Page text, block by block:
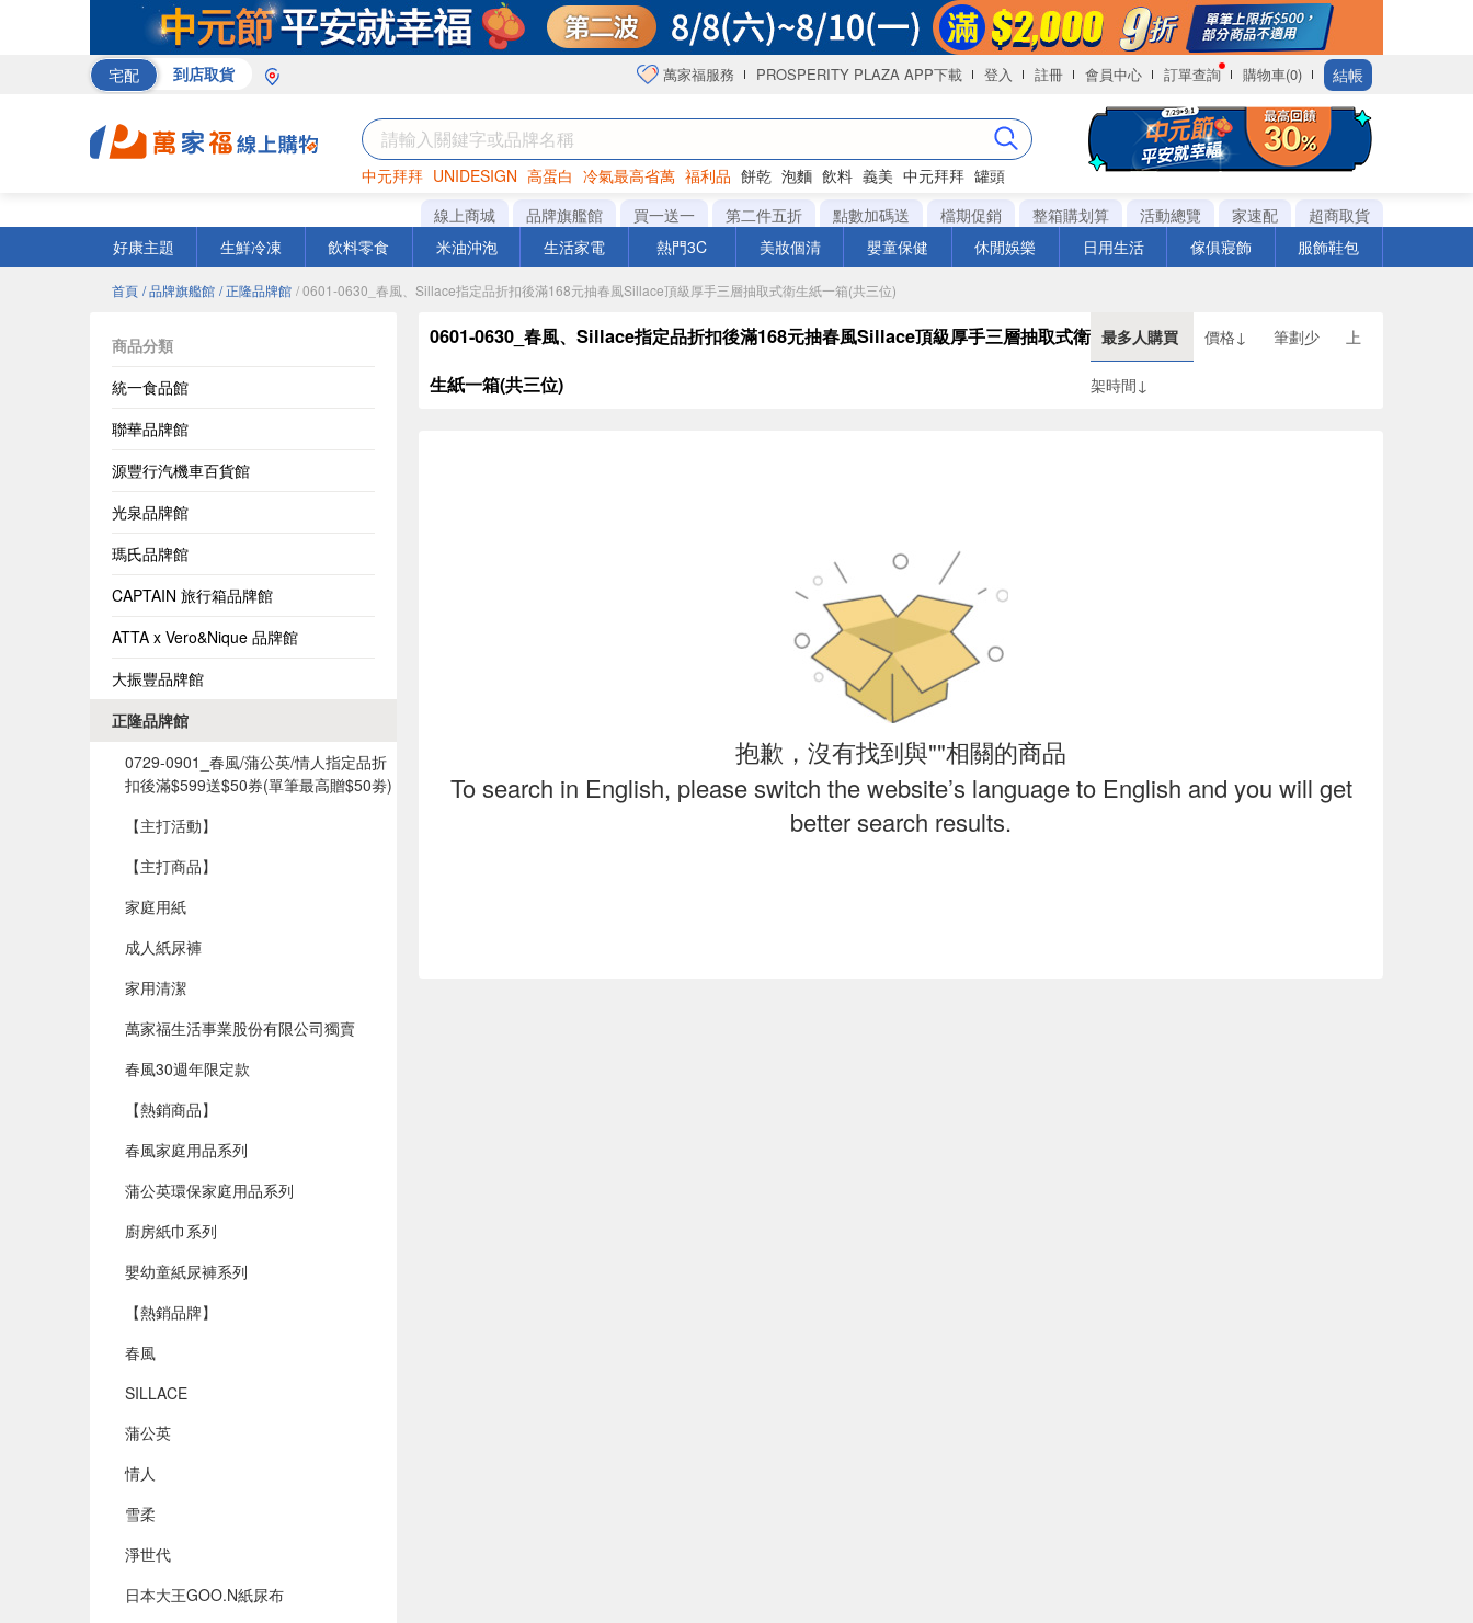
宅配 到店取貨 萬家福服務 PROSPERITY PLAZA APP下載 登入 註冊 會員中心 訂單查詢 購物車(0) 結帳
中元拜拜 UNIDESIGN 高蛋白 冷氣最高省萬 福利品 餅乾 泡麵 飲料 義美 中元拜拜 罐頭
巧克力 衛生紙 咖啡
線上商城 品牌旗艦館 買一送一 第二件五折 點數加碼送 檔期促銷 整箱購划算 活動總覽 家速配
超商取貨
好康主題
生鮮冷凍 飲料零食 米油沖泡 生活家電 熱門3C 美妝個清 嬰童保健 休閒娛樂 日用生活 傢俱寢飾 服飾鞋包
首頁 / 品牌旗艦館 / 正隆品牌館 / 0601-0630_春風、Sillace指定品折扣後滿168元抽春風Sillace頂級厚手三層抽取式衛生紙一箱(共三位)​
商品分類
統一食品館
聯華品牌館
源豐行汽機車百貨館
光泉品牌館
瑪氏品牌館
CAPTAIN 旅行箱品牌館
ATTA x Vero&Nique 品牌館
大振豐品牌館
正隆品牌館
0729-0901_春風/蒲公英/情人指定品折
扣後滿$599送$50券(單筆最高贈$50劵)​
【主打活動】
【主打商品】
家庭用紙
成人紙尿褲
家用清潔
萬家福生活事業股份有限公司獨賣
春風30週年限定款
【熱銷商品】
春風家庭用品系列
蒲公英環保家庭用品系列
廚房紙巾系列
嬰幼童紙尿褲系列
【熱銷品牌】
春風
SILLACE
蒲公英
情人
雪柔
淨世代
日本大王GOO.N紙尿布
0601-0630_春風、Sillace指定品折扣後滿168元抽春風Sillace頂級厚手三層抽取式衛
生紙一箱(共三位)​
最多人購買 價格↓ 筆劃少 上
架時間↓
抱歉，沒有找到與""相關的商品
To search in English, please switch the website’s language to English and you will get
better search results.